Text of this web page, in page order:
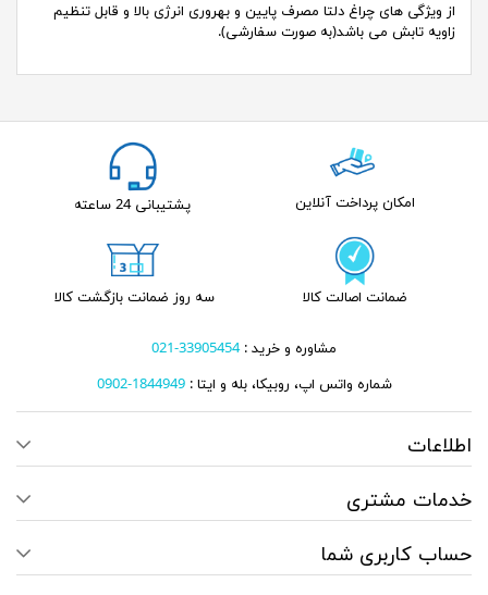
از ویژگی های چراغ دلتا مصرف پایین و بهروری انرژی بالا و قابل تنظیم
زاویه تابش می باشد(به صورت سفارشی).
امکان پرداخت آنلاین پشتیبانی 24 ساعته
ضمانت اصالت کالا سه روز ضمانت بازگشت کالا
مشاوره و خرید :33905454-021
شماره واتس اپ، روبیکا، بله و ایتا : 1844949-0902
اطلاعات
خدمات مشتری
حساب کاربری شما